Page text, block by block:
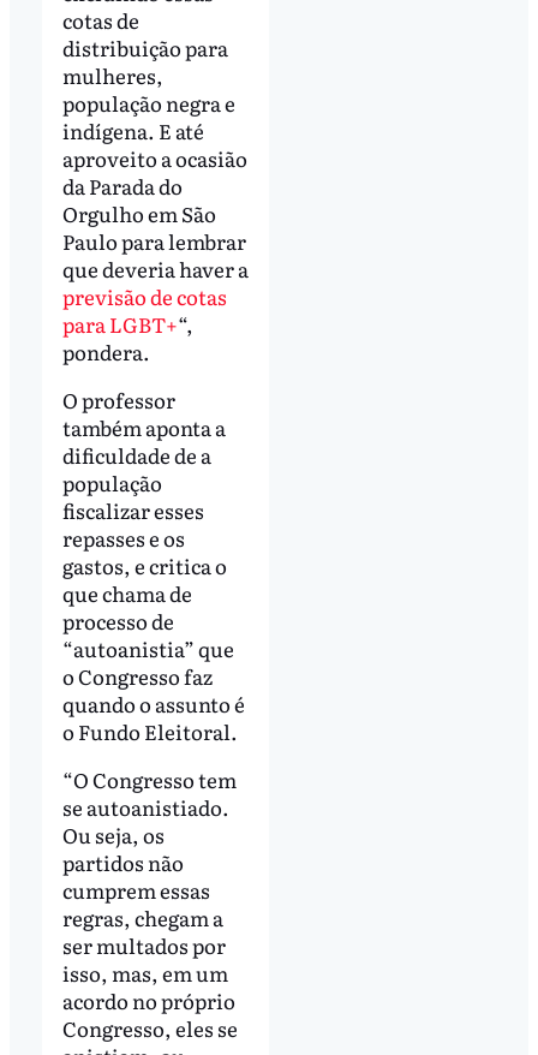
cotas de
distribuição para
mulheres,
população negra e
indígena. E até
aproveito a ocasião
da Parada do
Orgulho em São
Paulo para lembrar
que deveria haver a
previsão de cotas
para LGBT+“,
pondera.
O professor
também aponta a
dificuldade de a
população
fiscalizar esses
repasses e os
gastos, e critica o
que chama de
processo de
“autoanistia” que
o Congresso faz
quando o assunto é
o Fundo Eleitoral.
“O Congresso tem
se autoanistiado.
Ou seja, os
partidos não
cumprem essas
regras, chegam a
ser multados por
isso, mas, em um
acordo no próprio
Congresso, eles se